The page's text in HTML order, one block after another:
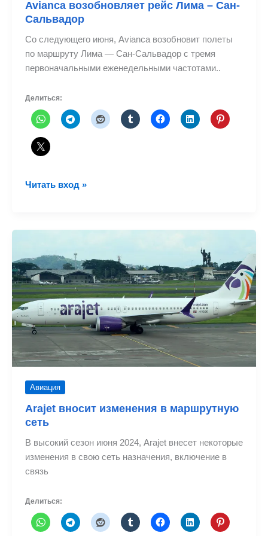
Avianca возобновляет рейс Лима – Сан-
Сальвадор
Со следующего июня, Avianca возобновит полеты
по маршруту Лима — Сан-Сальвадор с тремя
первоначальными еженедельными частотами..
Делиться:
Avianca
Сан-
Сальвадор
Читать вход »
Авиация
Arajet вносит изменения в маршрутную
сеть
В высокий сезон июня 2024, Arajet внесет некоторые
изменения в свою сеть назначения, включение в
связь
Делиться: